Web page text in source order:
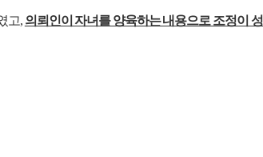
고, 의뢰인이 자녀를 양육하는 내용으로 조정이